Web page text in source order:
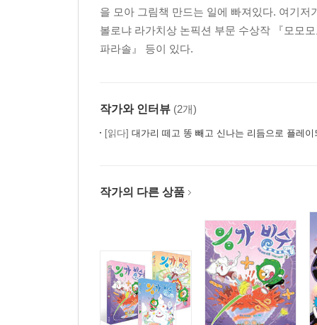
을 모아 그림책 만드는 일에 빠져있다. 여기
볼로냐 라가치상 논픽션 부문 수상작 『모모
파라솔』 등이 있다.
작가와 인터뷰 (2개)
[읽다] 대가리 떼고 똥 빼고 신나는 리듬으로 플레
작가의 다른 상품